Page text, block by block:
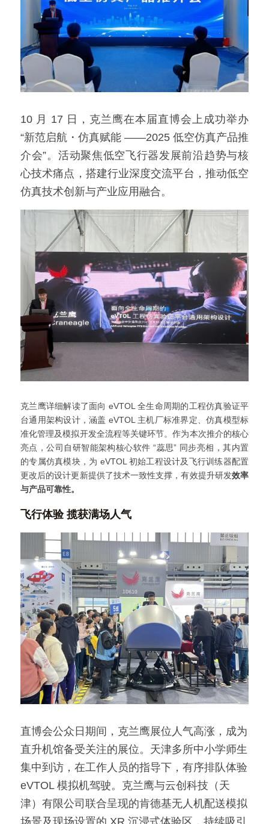
10 月 17 日，克兰鹰在本届直博会上成功举办
“新范启航・仿真赋能 ——2025 低空仿真产品推
介会”。活动聚焦低空飞行器发展前沿趋势与核
心技术痛点，搭建行业深度交流平台，推动低空
仿真技术创新与产业应用融合。
克兰鹰详细解读了面向 eVTOL 全生命周期的工程仿真验证平
台通用架构设计，涵盖 eVTOL 主机厂标准界定、仿真模型标
准化管理及模拟开发全流程等关键环节。作为本次推介的核心
亮点，公司自研智能架构核心软件 “蕊思” 同步亮相，其内置
的专属仿真模块，为 eVTOL 初始工程设计及飞行训练器配置
更改后的设计更新提供了技术一致性支撑，有效提升研发效率
与产品可靠性。
飞行体验 揽获满场人气
直博会公众日期间，克兰鹰展位人气高涨，成为
直升机馆备受关注的展位。天津多所中小学师生
集中到访，在工作人员的指导下，有序排队体验
eVTOL 模拟机驾驶。克兰鹰与云创科技（天
津）有限公司联合呈现的肯德基无人机配送模拟
场景及现场设置的 XR 沉浸式体验区，持续吸引